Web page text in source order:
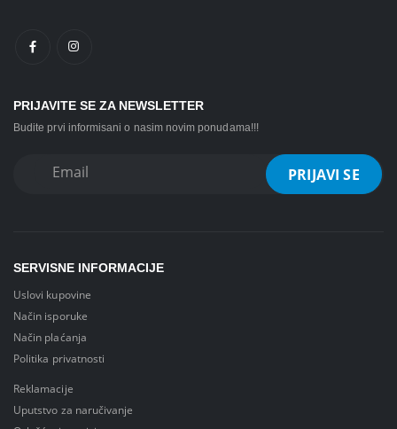
PRIJAVITE SE ZA NEWSLETTER
Budite prvi informisani o nasim novim ponudama!!!
SERVISNE INFORMACIJE
Uslovi kupovine
Način isporuke
Način plaćanja
Politika privatnosti
Reklamacije
Uputstvo za naručivanje